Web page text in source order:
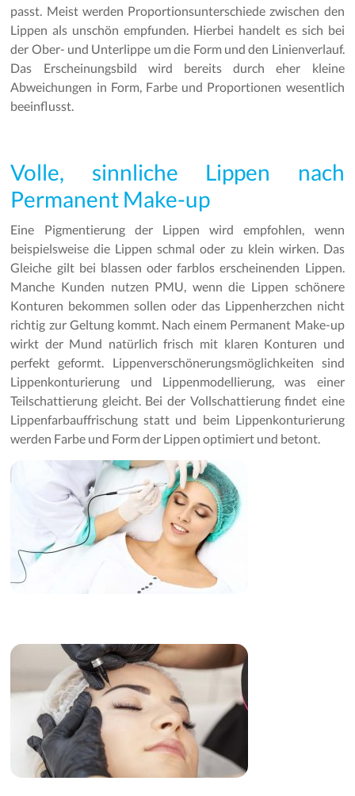
passt. Meist werden Proportionsunterschiede zwischen den
Lippen als unschön empfunden. Hierbei handelt es sich bei
der Ober- und Unterlippe um die Form und den Linienverlauf.
Das Erscheinungsbild wird bereits durch eher kleine
Abweichungen in Form, Farbe und Proportionen wesentlich
beeinflusst.
Volle, sinnliche Lippen nach
Permanent Make-up
Eine Pigmentierung der Lippen wird empfohlen, wenn
beispielsweise die Lippen schmal oder zu klein wirken. Das
Gleiche gilt bei blassen oder farblos erscheinenden Lippen.
Manche Kunden nutzen PMU, wenn die Lippen schönere
Konturen bekommen sollen oder das Lippenherzchen nicht
richtig zur Geltung kommt. Nach einem Permanent Make-up
wirkt der Mund natürlich frisch mit klaren Konturen und
perfekt geformt. Lippenverschönerungsmöglichkeiten sind
Lippenkonturierung und Lippenmodellierung, was einer
Teilschattierung gleicht. Bei der Vollschattierung findet eine
Lippenfarbauffrischung statt und beim Lippenkonturierung
werden Farbe und Form der Lippen optimiert und betont.